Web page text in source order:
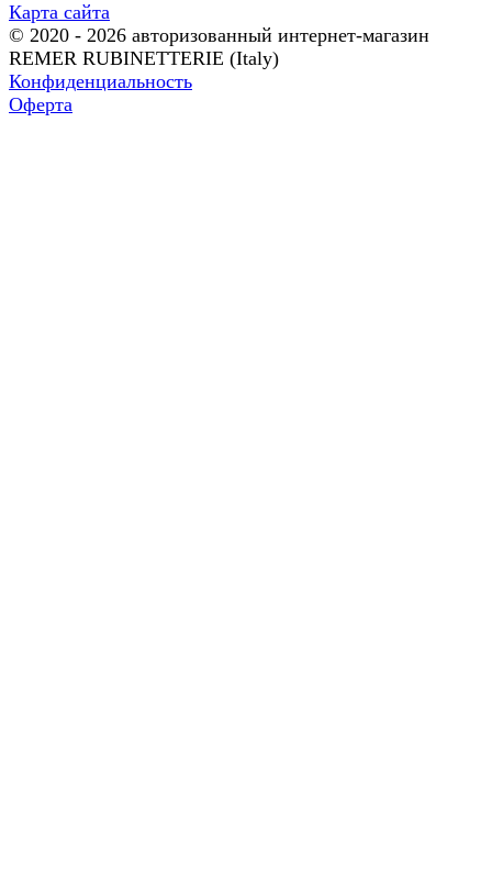
Карта сайта
© 2020 - 2026 авторизованный интернет-магазин
REMER RUBINETTERIE (Italy)
Конфиденциальность
Оферта